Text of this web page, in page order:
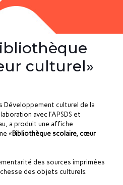
culturel»
Développement culturel de la
avec l’APSDS et
a produit une affiche
« Bibliothèque scolaire, cœur
des sources imprimées
des objets culturels.